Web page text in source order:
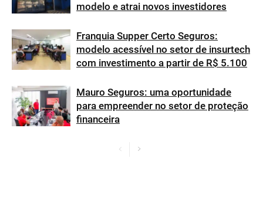
modelo e atrai novos investidores
Franquia Supper Certo Seguros:
modelo acessível no setor de insurtech
com investimento a partir de R$ 5.100
Mauro Seguros: uma oportunidade
para empreender no setor de proteção
financeira